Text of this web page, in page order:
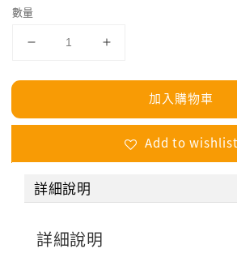
數量
加入購物車
Add to wishlist
詳細說明
詳細說明